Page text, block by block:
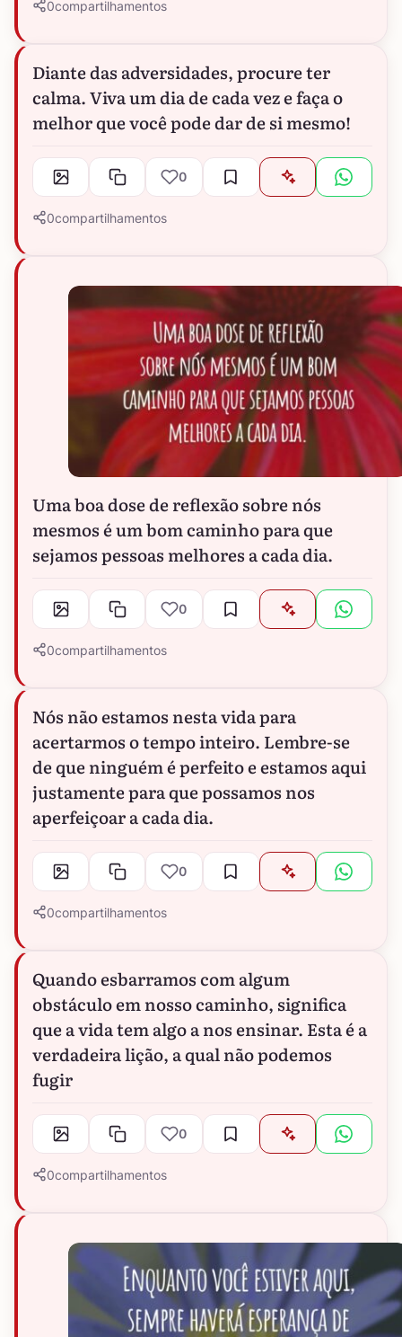
0compartilhamentos
Diante das adversidades, procure ter
calma. Viva um dia de cada vez e faça o
melhor que você pode dar de si mesmo!
0
0compartilhamentos
Uma boa dose de reflexão sobre nós
mesmos é um bom caminho para que
sejamos pessoas melhores a cada dia.
0
0compartilhamentos
Nós não estamos nesta vida para
acertarmos o tempo inteiro. Lembre-se
de que ninguém é perfeito e estamos aqui
justamente para que possamos nos
aperfeiçoar a cada dia.
0
0compartilhamentos
Quando esbarramos com algum
obstáculo em nosso caminho, significa
que a vida tem algo a nos ensinar. Esta é a
verdadeira lição, a qual não podemos
fugir
0
0compartilhamentos